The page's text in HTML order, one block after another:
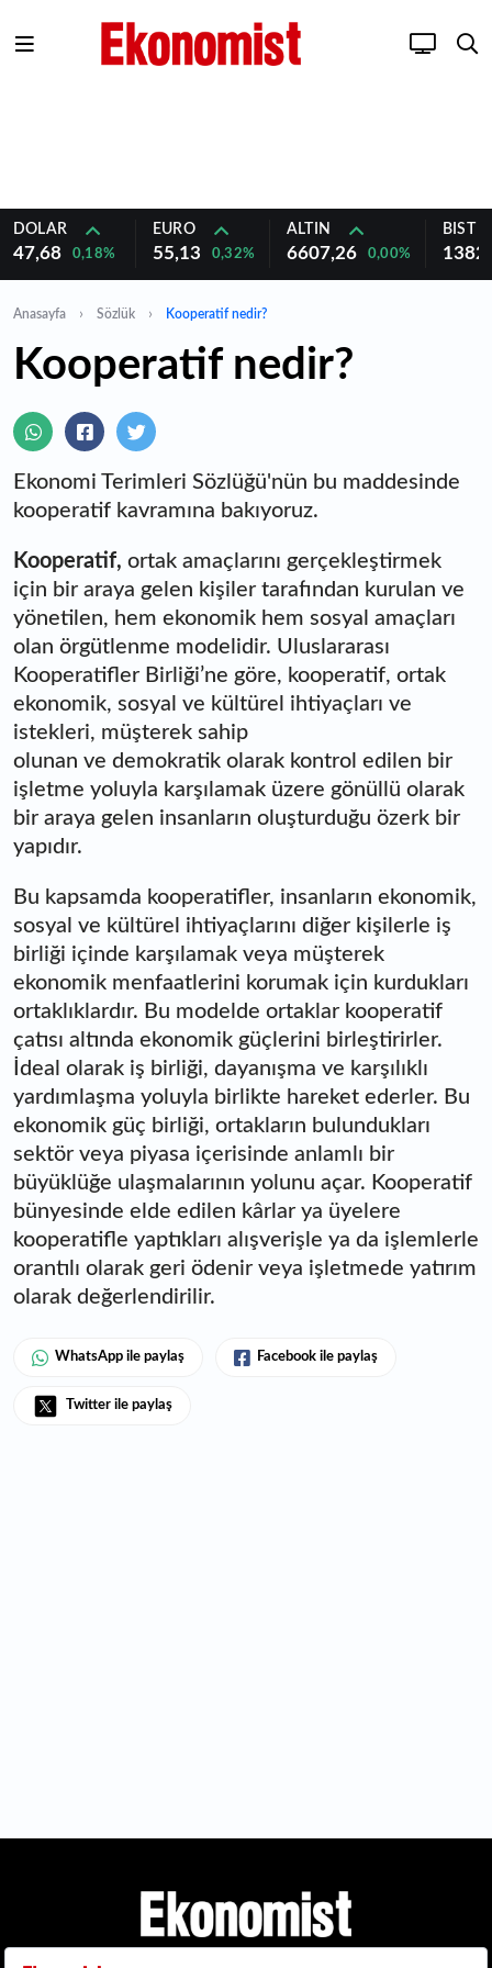
DOLAR
47,68 0,18%
EURO
55,13 0,32%
ALTIN
6607,26 0,00%
BIST
Anasayfa Sözlük Kooperatif nedir?
Kooperatif nedir?
Ekonomi Terimleri Sözlüğü'nün bu maddesinde
kooperatif kavramına bakıyoruz.
Kooperatif, ortak amaçlarını gerçekleştirmek
için bir araya gelen kişiler tarafından kurulan ve
yönetilen, hem ekonomik hem sosyal amaçları
olan örgütlenme modelidir. Uluslararası
Kooperatifler Birliği’ne göre, kooperatif, ortak
ekonomik, sosyal ve kültürel ihtiyaçları ve
istekleri, müşterek sahip
olunan ve demokratik olarak kontrol edilen bir
işletme yoluyla karşılamak üzere gönüllü olarak
bir araya gelen insanların oluşturduğu özerk bir
yapıdır.
Bu kapsamda kooperatifler, insanların ekonomik,
sosyal ve kültürel ihtiyaçlarını diğer kişilerle iş
birliği içinde karşılamak veya müşterek
ekonomik menfaatlerini korumak için kurdukları
ortaklıklardır. Bu modelde ortaklar kooperatif
çatısı altında ekonomik güçlerini birleştirirler.
İdeal olarak iş birliği, dayanışma ve karşılıklı
yardımlaşma yoluyla birlikte hareket ederler. Bu
ekonomik güç birliği, ortakların bulundukları
sektör veya piyasa içerisinde anlamlı bir
büyüklüğe ulaşmalarının yolunu açar. Kooperatif
bünyesinde elde edilen kârlar ya üyelere
kooperatifle yaptıkları alışverişle ya da işlemlerle
orantılı olarak geri ödenir veya işletmede yatırım
olarak değerlendirilir.
WhatsApp ile paylaş Facebook ile paylaş
Twitter ile paylaş